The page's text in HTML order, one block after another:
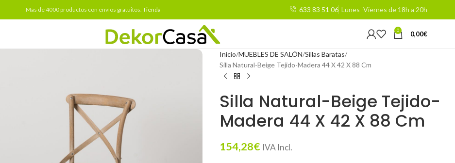
Mas de 4000 productos con envíos gratuitos. Tienda 633 83 51 06 Lunes -Viernes de 18h a 20h
0 0,00€
Inicio MUEBLES DE SALÓN Sillas Baratas
Silla Natural-Beige Tejido-Madera 44 X 42 X 88 Cm
Silla Natural-Beige Tejido-
Madera 44 X 42 X 88 Cm
154,28€ IVA Incl.